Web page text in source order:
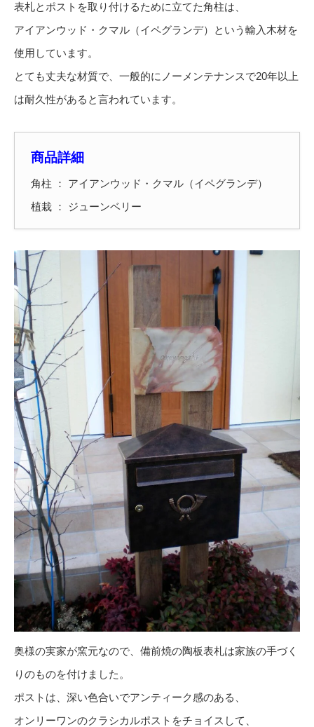
表札とポストを取り付けるために立てた角柱は、
アイアンウッド・クマル（イペグランデ）という輸入木材を
使用しています。
とても丈夫な材質で、一般的にノーメンテナンスで20年以上
は耐久性があると言われています。
商品詳細
角柱 ： アイアンウッド・クマル（イペグランデ）
植栽 ： ジューンベリー
奥様の実家が窯元なので、備前焼の陶板表札は家族の手づく
りのものを付けました。
ポストは、深い色合いでアンティーク感のある、
オンリーワンのクラシカルポストをチョイスして、